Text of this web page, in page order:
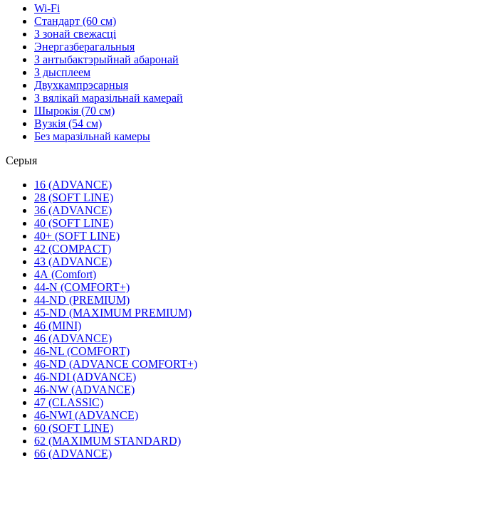
Wi-Fi
Стандарт (60 см)
З зонай свежасці
Энергазберагальныя
З антыбактэрыйнай абаронай
З дысплеем
Двухкампрэсарныя
З вялікай маразільнай камерай
Шырокія (70 см)
Вузкія (54 см)
Без маразільнай камеры
Серыя
16 (ADVANCE)
28 (SOFT LINE)
36 (ADVANCE)
40 (SOFT LINE)
40+ (SOFT LINE)
42 (COMPACT)
43 (ADVANCE)
4А (Comfort)
44-N (COMFORT+)
44-ND (PREMIUM)
45-ND (MAXIMUM PREMIUM)
46 (MINI)
46 (ADVANCE)
46-NL (COMFORT)
46-ND (ADVANCE COMFORT+)
46-NDI (ADVANCE)
46-NW (ADVANCE)
47 (CLASSIC)
46-NWI (ADVANCE)
60 (SOFT LINE)
62 (MAXIMUM STANDARD)
66 (ADVANCE)